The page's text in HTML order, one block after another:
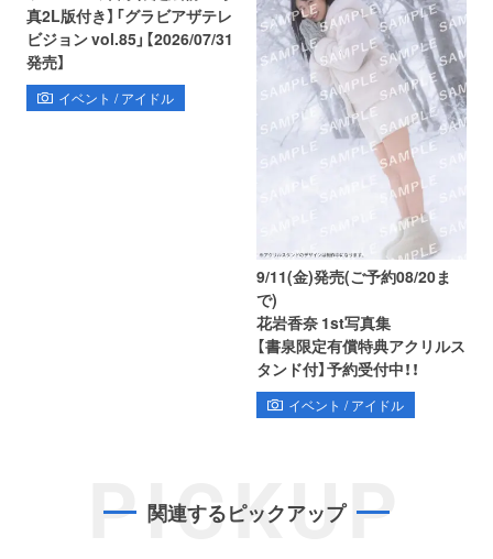
真2L版付き】「グラビアザテレ
ビジョン vol.85」【2026/07/31
発売】
イベント / アイドル
9/11(金)発売(ご予約08/20ま
で)
花岩香奈 1st写真集
【書泉限定有償特典アクリルス
タンド付】予約受付中！！
イベント / アイドル
PICKUP
関連するピックアップ